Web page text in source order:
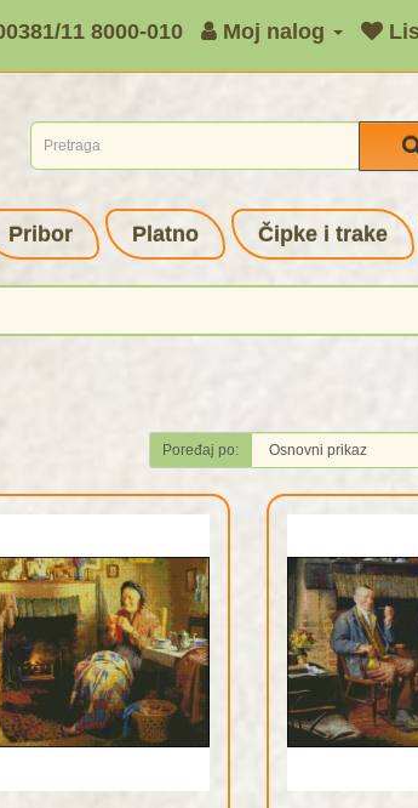
11 8000-010 Moj nalog
Pribor Platno Čipke i trake
Poređaj po: